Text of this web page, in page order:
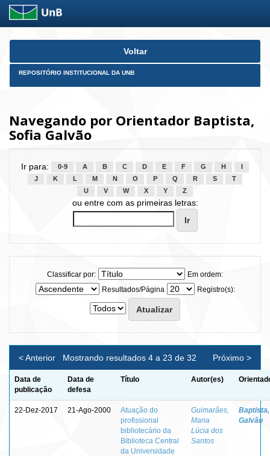
Skip
Voltar
REPOSITÓRIO INSTITUCIONAL DA UNB
Navegando por Orientador Baptista,
Sofia Galvão
Ir para: 0-9 A B C D E F G H
J
K L M N O P Q R S
T
U
V W X Y Z
ou entre com as primeiras letras:
Classificar por:
Em ordem:
Resultados/Página
Registro(s):
Mostrando resultados 4 a 23 de 32
< Anterior Próximo >
Data de
publicação
Data de
defesa
Título Autor(es)
22-Dez-2017 21-Ago-2000
Atuação do
profissional
bibliotecário da
Biblioteca Central
da Universidade
Guimarães,
Maria
Lúcia dos
Santos
Galvão